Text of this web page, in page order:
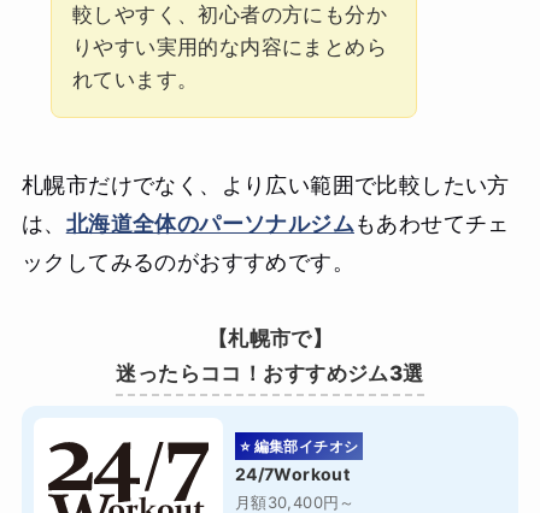
較しやすく、初心者の方にも分か
りやすい実用的な内容にまとめら
れています。
札幌市だけでなく、より広い範囲で比較したい方
は、 北海道全体のパーソナルジム もあわせてチェ
ックしてみるのがおすすめです。
【札幌市で】
迷ったらココ！おすすめジム3選
⭐ 編集部イチオシ
24/7Workout
月額30,400円～